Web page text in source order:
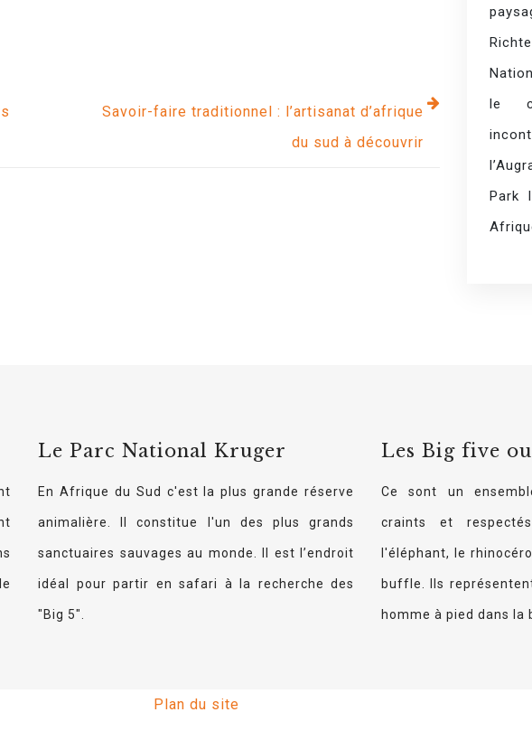
Savoir-faire traditionnel : l’artisanat d’afrique
du sud à découvrir
le
Park
Le Parc National Kruger
En Afrique du Sud c'est la plus grande réserve
animalière. Il constitue l'un des plus grands
sanctuaires sauvages au monde. Il est l’endroit
idéal pour partir en safari à la recherche des
"Big 5".
Les Big five ou
Ce sont un
craints et
l'éléphant, le
buffle. Ils
homme à pied dans la
Plan du site